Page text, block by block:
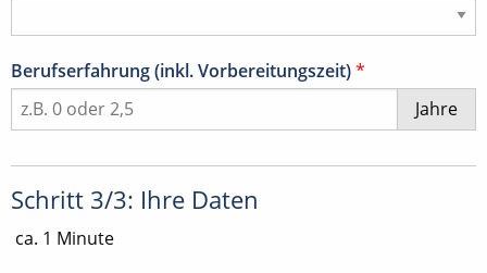
Berufserfahrung (inkl. Vorbereitungszeit)*
Jahre
Schritt 3/3: Ihre Daten
ca. 1 Minute